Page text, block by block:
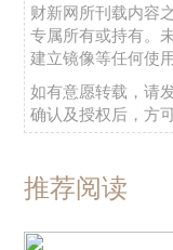
财新网所刊载内容
专属所有或持有。
建立镜像等任何使用
如有意愿转载，请
确认及授权后，方
推荐阅读